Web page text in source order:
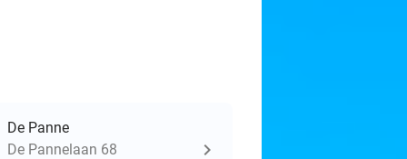
De Panne
De Pannelaan 68